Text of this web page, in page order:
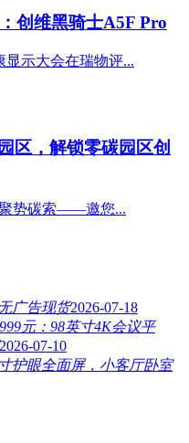
创维黑骑士A5F Pro
显示大会在瑞物评...
区，解锁零碳园区创
聚势碳索——邀您...
广告现货2026-07-18
元：98英寸4K会议平
2026-07-10
护眼全面屏，小客厅卧室